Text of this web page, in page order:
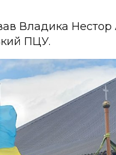
Владика Нестор
ПЦУ.